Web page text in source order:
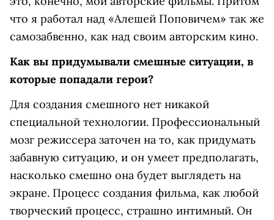
что я работал над «Алешей Поповичем» так же
самозабвенно, как над своим авторским кино.
Как вы придумывали смешные ситуации, в
которые попадали герои?
Для создания смешного нет никакой
специальной технологии. Профессиональный
мозг режиссера заточен на то, как придумать
забавную ситуацию, и он умеет предполагать,
насколько смешно она будет выглядеть на
экране. Процесс создания фильма, как любой
творческий процесс, страшно интимный. Он